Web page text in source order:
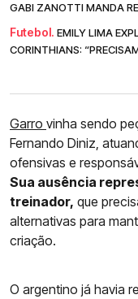
GABI ZANOTTI MANDA
Futebol. EMILY LIMA
CORINTHIANS:
Garro vinha sendo
Fernando Diniz,
ofensivas e
Sua ausência
treinador, que
alternativas para
criação.
O argentino já havia